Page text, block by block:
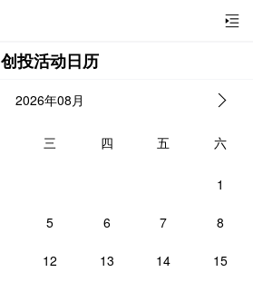
创投活动日历
2026年08月
三 四 五 六
1
5 6 7 8
12 13 14 15